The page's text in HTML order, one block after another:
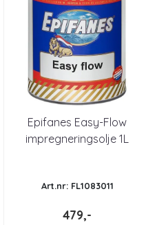
Epifanes Easy-Flow
impregneringsolje 1L
Art.nr: FL1083011
479,-